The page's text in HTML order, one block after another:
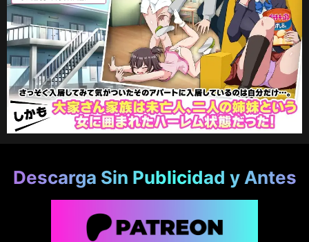
Descarga Sin Publicidad y Antes